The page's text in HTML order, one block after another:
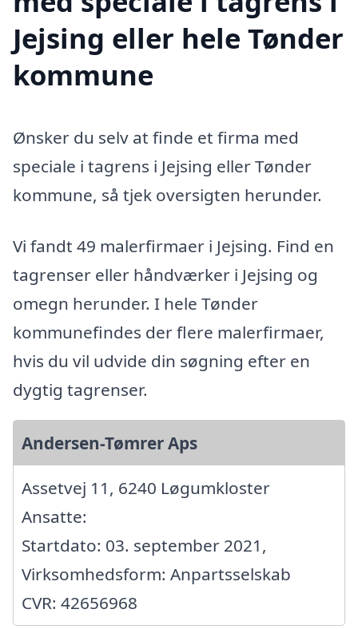
Jejsing eller hele Tønder
kommune
Ønsker du selv at finde et firma med
speciale i tagrens i Jejsing eller Tønder
kommune, så tjek oversigten herunder.
Vi fandt 49 malerfirmaer i Jejsing. Find en
tagrenser eller håndværker i Jejsing og
omegn herunder. I hele Tønder
kommunefindes der flere malerfirmaer,
hvis du vil udvide din søgning efter en
dygtig tagrenser.
Andersen-Tømrer Aps
Assetvej 11, 6240 Løgumkloster
Ansatte:
Startdato: 03. september 2021,
Virksomhedsform: Anpartsselskab
CVR: 42656968